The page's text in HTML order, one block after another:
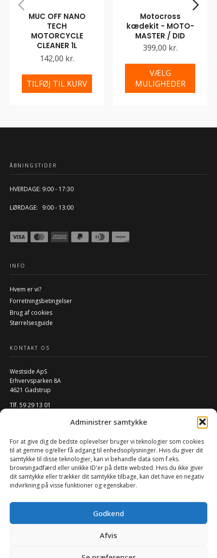
Administrer samtykke
For at give dig de bedste oplevelser bruger vi teknologier som cookies
til at gemme og/eller få adgang til enhedsoplysninger. Hvis du giver dit
samtykke til disse teknologier, kan vi behandle data som f.eks.
browsingadfærd eller unikke ID'er på dette websted. Hvis du ikke giver
dit samtykke eller trækker dit samtykke tilbage, kan det have en negativ
indvirkning på visse funktioner og egenskaber.
Godkend
Afvis
MUC OFF NANO
TECH
MOTORCYCLE
CLEANER 1L
142,00 kr.
TILFØJ TIL KURV
Motocross
kædekit - MOTO-
MASTER / DID
399,00 kr.
VÆLG
MULIGHEDER
ÅBNINGSTIDER
HVERDAGE: 9:00 - 17:30
LØRDAGE: 9:00 - 13:00
INFO
Hvem er vi?
Forretningsbetingelser
Brug af cookies
Størrelsesguide
KONTAKT OS
Westside ApS
Erhvervsparken 8A
4621 Gadstrup
Tlf. 59 29 13 01
FØLG OS PÅ SOCIALE MEDIER